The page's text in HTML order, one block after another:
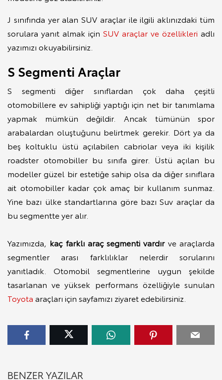
J sınıfında yer alan SUV araçlar ile ilgili aklınızdaki tüm
sorulara yanıt almak için SUV araçlar ve özellikleri adlı
yazımızı okuyabilirsiniz.
S Segmenti Araçlar
S segmenti diğer sınıflardan çok daha çeşitli
otomobillere ev sahipliği yaptığı için net bir tanımlama
yapmak mümkün değildir. Ancak tümünün spor
arabalardan oluştuğunu belirtmek gerekir. Dört ya da
beş koltuklu üstü açılabilen cabriolar veya iki kişilik
roadster otomobiller bu sınıfa girer. Üstü açılan bu
modeller güzel bir estetiğe sahip olsa da diğer sınıflara
ait otomobiller kadar çok amaç bir kullanım sunmaz.
Yine bazı ülke standartlarına göre bazı Suv araçlar da
bu segmentte yer alır.
Yazımızda, kaç farklı araç segmenti vardır ve araçlarda
segmentler arası farklılıklar nelerdir sorularını
yanıtladık. Otomobil segmentlerine uygun şekilde
tasarlanan ve yüksek performans özelliğiyle sunulan
Toyota araçları için sayfamızı ziyaret edebilirsiniz.
BENZER YAZILAR